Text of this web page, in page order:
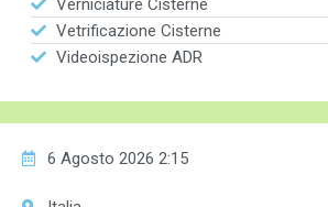
Verniciature Cisterne
Vetrificazione Cisterne
Videoispezione ADR
6 Agosto 2026 2:15